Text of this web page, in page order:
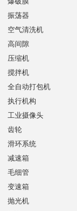
振荡器
空气清洗机
高间隙
压缩机
搅拌机
全自动打包机
执行机构
工业摄像头
齿轮
滑环系统
减速箱
毛细管
变速箱
抛光机